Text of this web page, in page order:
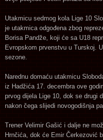
Utakmicu sedmog kola Lige 10
je utakmica odgođena zbog
Borisa Pandže, koji će sa U18
Evropskom prvenstvu u Turskoj.
sezone.
Narednu domaću utakmicu
iz Hadžića 17. decembra ove
prvog dijela Lige 10, dok se drugi
nakon čega slijedi novogodišnja
Trener Velimir Gašić i dalje ne
Hrnčića, dok će Emir Čerkezović